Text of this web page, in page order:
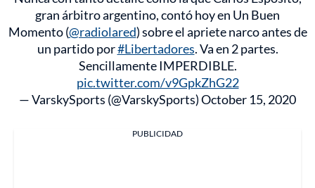
gran árbitro argentino, contó hoy en Un Buen
Momento (@radiolared) sobre el apriete narco antes de
un partido por#Libertadores. Va en 2 partes.
Sencillamente IMPERDIBLE.
pic.twitter.com/v9GpkZhG22
— VarskySports (@VarskySports)October 15, 2020
PUBLICIDAD